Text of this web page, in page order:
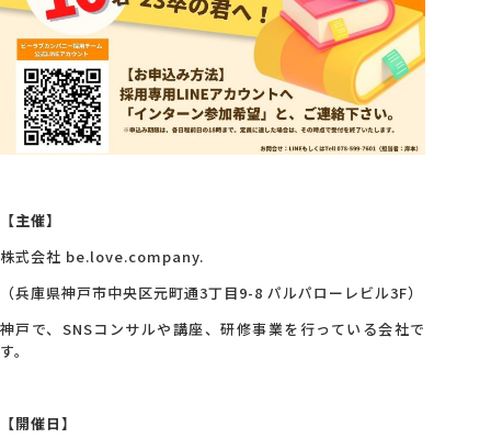
【主催】
株式会社 be.love.company.
（兵庫県神戸市中央区元町通3丁目9-8 パルパローレビル3F）
神戸で、SNSコンサルや講座、研修事業を行っている会社で
す。
【開催日】